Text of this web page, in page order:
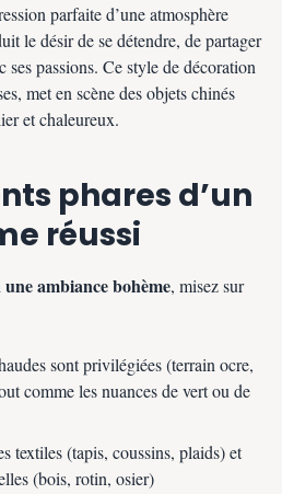
parfaite d’une atmosphère
le désir de se détendre, de partager
passions. Ce style de décoration
met en scène des objets chinés
et chaleureux.
phares d’un
réussi
ambiance bohème, misez sur
sont privilégiées (terrain ocre,
comme les nuances de vert ou de
textiles (tapis, coussins, plaids) et
(bois, rotin, osier)